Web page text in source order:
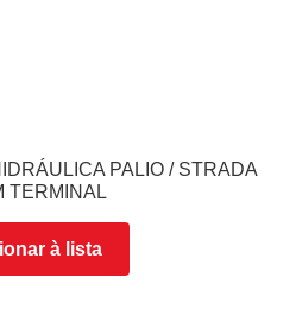
PALIO / STRADA
TERMINAL
à lista